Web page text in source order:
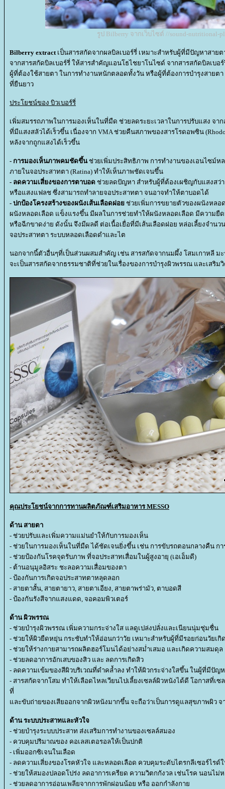
รูป Bilberry จากเว็บไซต์ //sound-nutritional-
Bilberry extractเป็นสารสกัดจากผลบิลเบอร์รี่ เหมาะสำหรับผู้ที่มีปัญหาสาย
จากสารสกัดบิลเบอร์รี่ ให้สารสำคัญแอนโธไชยาโนไซด์ จากสารสกัดบิลเบอร์
ผู้ที่ต้องใช้สายตา ในการทำงานหนักตลอดทั้งวัน หรือผู้ที่ต้องการบำรุงสายตา
ที่ยืนยาว
ประโยชน์ของ บิวเบอร์รี่
เพิ่มสมรรถภาพในการมองเห็นในที่มืด ช่วยลดระยะเวลาในการปรับแสง จา
ที่มีแสงสลัวได้เร็วขึ้น เนื่องจาก VMA ช่วยคืนสภาพของสารโรดอพซิน
หลังจากถูกแสงได้เร็วขึ้น
- การมองเห็นภาพคมชัดขึ้นช่วยเพิ่มประสิทธิภาพ การทำงานของเอนไซม์ห
ภายในจอประสาทตา (Ratina) ทำให้เห็นภาพชัดเจนขึ้น
- ลดความเสี่ยงของการตาบอด ช่วยลดปัญหา สำหรับผู้ที่ต้องเผชิญกับแสงสว่า
หรือแสงแฟลช ซึ่งสามารถทำลายจอประสาทตา จนอาจทำให้ตาบอดได้
- ปกป้องโครงสร้างของผนังเส้นเลือดฝอ ช่วยเพิ่มการขยายตัวของผนังหลอ
ผนังหลอดเลือด แข็งแรงขึ้น มีผลในการช่วยทำให้ผนังหลอดเลือด มีความยื
หรือฉีกขาดง่าย ดังนั้น จึงมีผลดี ต่อเนื้อเยื่อที่มีเส้นเลือดฝอย หล่อเลี้ยงจำนว
จอประสาทตา ระบบหลอดเลือดดำและไต
นอกจากนี้ตัวอื่นๆที่เป็นส่วนผสมสำคัญ เช่น สารสกัดจากนมผึ้ง โสมเกาหลี มะ
จะเป็นสารสกัดจากธรรมชาติที่ช่วยในเรื่องของการบำรุงผิวพรรณ และเสริ
คุณประโยชน์จากการทานผลิตภัณฑ์เสริมอาหาร MESSO
ด้าน สายตา
- ช่วยปรับและเพิ่มความแม่นยำให้กับการมองเห็น
- ช่วยในการมองเห็นในที่มืด ได้ชัดเจนยิ่งขึ้น เช่น การขับรถตอนกลางคืน ก
- ช่วยป้องกันโรคจุดรับภาพ ที่จอประสาทเสื่อมในผู้สูงอายุ (เอเอ็มดี)
- ต้านอนุมูลอิสระ ชะลอความเสื่อมของตา
- ป้องกันการเกิดจอประสาทตาหลุดลอก
- สายตาสั้น, สายตายาว, สายตาเอียง, สายตาพร่ามัว, ตาบอดสี
- ป้องกันรังสีจากแสงแดด, จอคอมพิวเตอร์
ด้าน ผิวพรรณ
- ช่วยบำรุงผิวพรรณ เพิ่มความกระจ่างใส แลดูเปล่งปลั่งและเนียนนุ่มชุ่มชื่น
- ช่วยให้ผิวยืดหยุ่น กระชับทำให้อ่อนกว่าวัย เหมาะสำหรับผู้ที่มีรอยก่อนวัยเกิ
- ช่วยให้ร่างกายสามารถผลิตฮอร์โมนได้อย่างสม่ำเสมอ และเกิดความสมดุล
- ช่วยลดอาการอักเสบของสิว และ ลดการเกิดสิว
- ลดความเข้มของสีผิวบริเวณที่ดำคล้ำลง ทำให้ผิวกระจ่างใสขึ้น ในผู้ที่มีปัญ
- สารสกัดจากโสม ทำให้เลือดไหลเวียนไปเลี้ยงเซลล์ผิวหนังได้ดี โอกาสที่เ
ที่
ละขับถ่ายของเสียออกจากผิวหนังมากขึ้น จะถือว่าเป็นการดูแลสุขภาพผิว จ
ด้าน ระบบประสาทและหัวใจ
- ช่วยบำรุงระบบประสาท ส่งเสริมการทำงานของเซลล์สมอง
- ควบคุมปริมาณของ คอเลสเตอรอลให้เป็นปกติ
- เพิ่มออกซิเจนในเลือด
- ลดความเสี่ยงของโรคหัวใจ และหลอดเลือด ควบคุมระดับไตรกลีเซอร์ไรด์
- ช่วยให้สมองปลอดโปร่ง ลดอาการเครียด ความวิตกกังวล เช่นโรค นอนไม่
- ช่วยลดอาการอ่อนเพลียจากการพักผ่อนน้อย หรือ ออกกำลังกา